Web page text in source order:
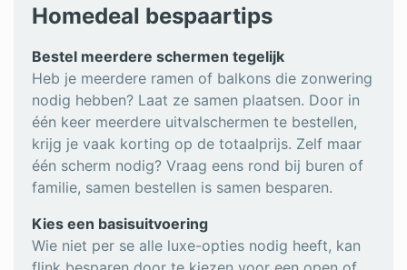
Homedeal bespaartips
Bestel meerdere schermen tegelijk
Heb je meerdere ramen of balkons die zonwering
nodig hebben? Laat ze samen plaatsen. Door in
één keer meerdere uitvalschermen te bestellen,
krijg je vaak korting op de totaalprijs. Zelf maar
één scherm nodig? Vraag eens rond bij buren of
familie, samen bestellen is samen besparen.
Kies een basisuitvoering
Wie niet per se alle luxe-opties nodig heeft, kan